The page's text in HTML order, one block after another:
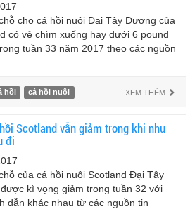
cho cá hồi nuôi Đại Tây Dương của
có vẻ chìm xuống hay dưới 6 pound
tuần 33 năm 2017 theo các nguồn
hồi cá hồi nuôi XEM THÊM
Scotland vẫn giảm trong khi nhu
đi
của cá hồi nuôi Scotland Đại Tây
kì vọng giảm trong tuần 32 với
dẫn khác nhau từ các nguồn tin